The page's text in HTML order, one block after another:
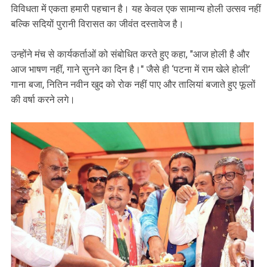
विविधता में एकता हमारी पहचान है। यह केवल एक सामान्य होली उत्सव नहीं
बल्कि सदियों पुरानी विरासत का जीवंत दस्तावेज है।
‎उन्होंने मंच से कार्यकर्ताओं को संबोधित करते हुए कहा, "आज होली है और
आज भाषण नहीं, गाने सुनने का दिन है।" जैसे ही ‘पटना में राम खेले होली’
गाना बजा, नितिन नवीन खुद को रोक नहीं पाए और तालियां बजाते हुए फूलों
की वर्षा करने लगे।